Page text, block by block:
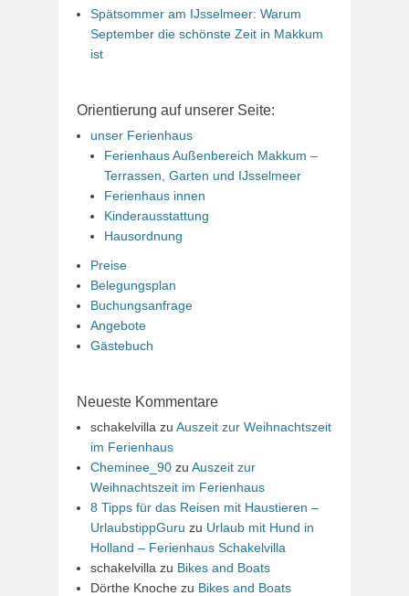
Spätsommer am IJsselmeer: Warum
September die schönste Zeit in Makkum
ist
Orientierung auf unserer Seite:
unser Ferienhaus
Ferienhaus Außenbereich Makkum –
Terrassen, Garten und IJsselmeer
Ferienhaus innen
Kinderausstattung
Hausordnung
Preise
Belegungsplan
Buchungsanfrage
Angebote
Gästebuch
Neueste Kommentare
schakelvilla zu Auszeit zur Weihnachtszeit
im Ferienhaus
Cheminee_90 zu Auszeit zur
Weihnachtszeit im Ferienhaus
8 Tipps für das Reisen mit Haustieren –
UrlaubstippGuru zu Urlaub mit Hund in
Holland – Ferienhaus Schakelvilla
schakelvilla zu Bikes and Boats
Dörthe Knoche zu Bikes and Boats